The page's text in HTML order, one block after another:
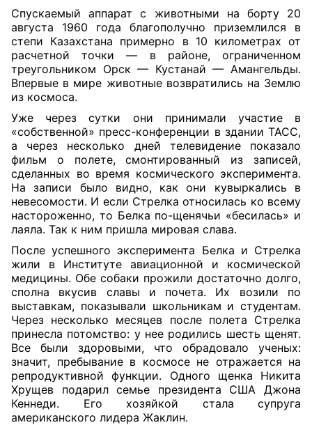
Спускаемый аппарат с животными на борту 20
августа 1960 года благополучно приземлился в
степи Казахстана примерно в 10 километрах от
расчетной точки — в районе, ограниченном
треугольником Орск — Кустанай — Амангельды.
Впервые в мире животные возвратились на Землю
из космоса.
Уже через сутки они принимали участие в
«собственной» пресс-конференции в здании ТАСС,
а через несколько дней телевидение показало
фильм о полете, смонтированный из записей,
сделанных во время космического эксперимента.
На записи было видно, как они кувыркались в
невесомости. И если Стрелка относилась ко всему
настороженно, то Белка по-щенячьи «бесилась» и
лаяла. Так к ним пришла мировая слава.
После успешного эксперимента Белка и Стрелка
жили в Институте авиационной и космической
медицины. Обе собаки прожили достаточно долго,
сполна вкусив славы и почета. Их возили по
выставкам, показывали школьникам и студентам.
Через несколько месяцев после полета Стрелка
принесла потомство: у нее родились шесть щенят.
Все были здоровыми, что обрадовало ученых:
значит, пребывание в космосе не отражается на
репродуктивной функции. Одного щенка Никита
Хрущев подарил семье президента США Джона
Кеннеди. Его хозяйкой стала супруга
американского лидера Жаклин.